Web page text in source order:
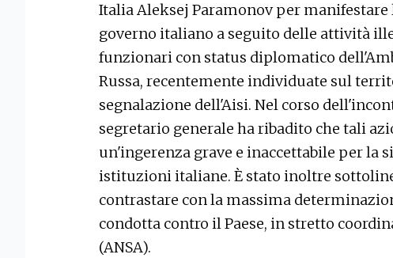
Italia Aleksej Paramonov per
governo italiano a seguito delle attività
funzionari con status diplomatico
Russa, recentemente individuate sul
segnalazione dell'Aisi. Nel corso
segretario generale ha ribadito che tali
un'ingerenza grave e inaccettabile per la
istituzioni italiane. È stato inoltre
contrastare con la massima
condotta contro il Paese, in stretto
(ANSA).